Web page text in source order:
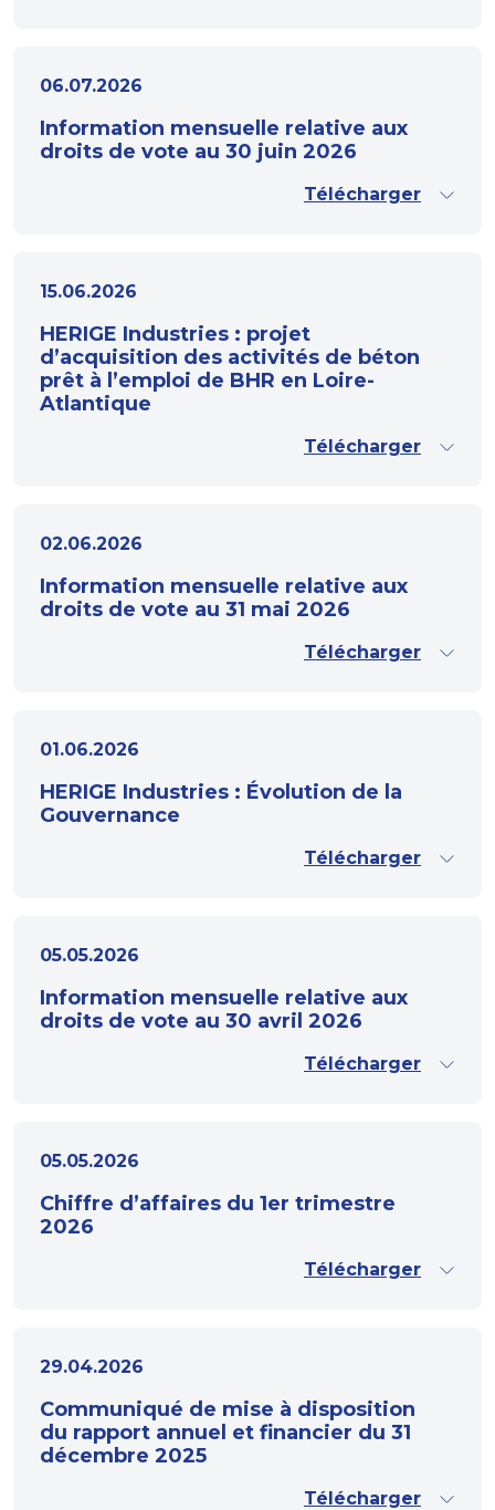
06.07.2026
Information mensuelle relative aux
droits de vote au 30 juin 2026
Télécharger
15.06.2026
HERIGE Industries : projet
d’acquisition des activités de béton
prêt à l’emploi de BHR en Loire-
Atlantique
Télécharger
02.06.2026
Information mensuelle relative aux
droits de vote au 31 mai 2026
Télécharger
01.06.2026
HERIGE Industries : Évolution de la
Gouvernance
Télécharger
05.05.2026
Information mensuelle relative aux
droits de vote au 30 avril 2026
Télécharger
05.05.2026
Chiffre d’affaires du 1er trimestre
2026
Télécharger
29.04.2026
Communiqué de mise à disposition
du rapport annuel et financier du 31
décembre 2025
Télécharger